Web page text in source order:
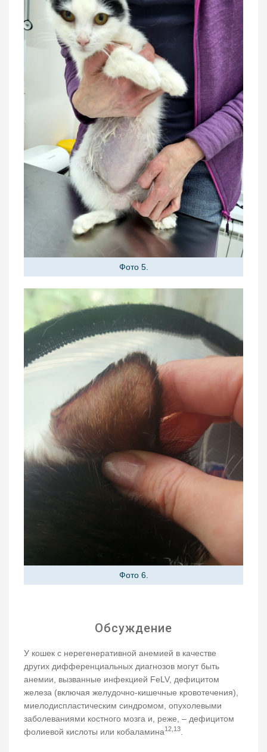
Фото 5.
Фото 6.
Обсуждение
У кошек с нерегенеративной анемией в качестве
других дифференциальных диагнозов могут быть
анемии, вызванные инфекцией FeLV, дефицитом
железа (включая желудочно-кишечные кровотечения),
миелодиспластическим синдромом, опухолевыми
заболеваниями костного мозга и, реже, – дефицитом
фолиевой кислоты или кобаламина12,13